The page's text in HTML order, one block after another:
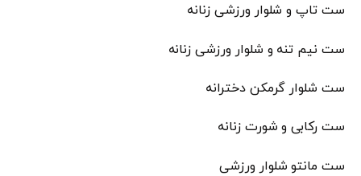
ست تاپ و شلوار ورزشی زنانه
ست نیم تنه و شلوار ورزشی زنانه
ست شلوار گرمکن دخترانه
ست رکابی و شورت زنانه
ست مانتو شلوار ورزشی